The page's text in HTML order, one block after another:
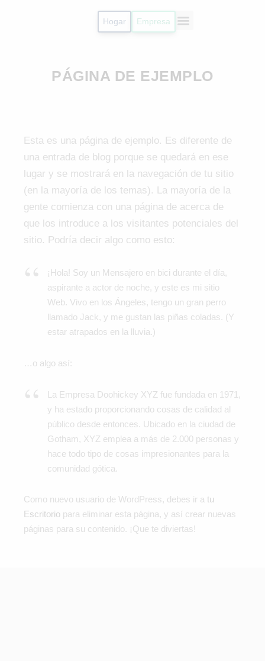
Hogar Empresa
PÁGINA DE EJEMPLO
Esta es una página de ejemplo. Es diferente de
una entrada de blog porque se quedará en ese
lugar y se mostrará en la navegación de tu sitio
(en la mayoría de los temas). La mayoría de la
gente comienza con una página de acerca de
que los introduce a los visitantes potenciales del
sitio. Podría decir algo como esto:
¡Hola! Soy un Mensajero en bici durante el día,
aspirante a actor de noche, y este es mi sitio
Web. Vivo en los Ángeles, tengo un gran perro
llamado Jack, y me gustan las piñas coladas. (Y
estar atrapados en la lluvia.)
…o algo así:
La Empresa Doohickey XYZ fue fundada en 1971,
y ha estado proporcionando cosas de calidad al
público desde entonces. Ubicado en la ciudad de
Gotham, XYZ emplea a más de 2.000 personas y
hace todo tipo de cosas impresionantes para la
comunidad gótica.
Como nuevo usuario de WordPress, debes ir a tu
Escritorio para eliminar esta página, y así crear nuevas
páginas para su contenido. ¡Que te diviertas!